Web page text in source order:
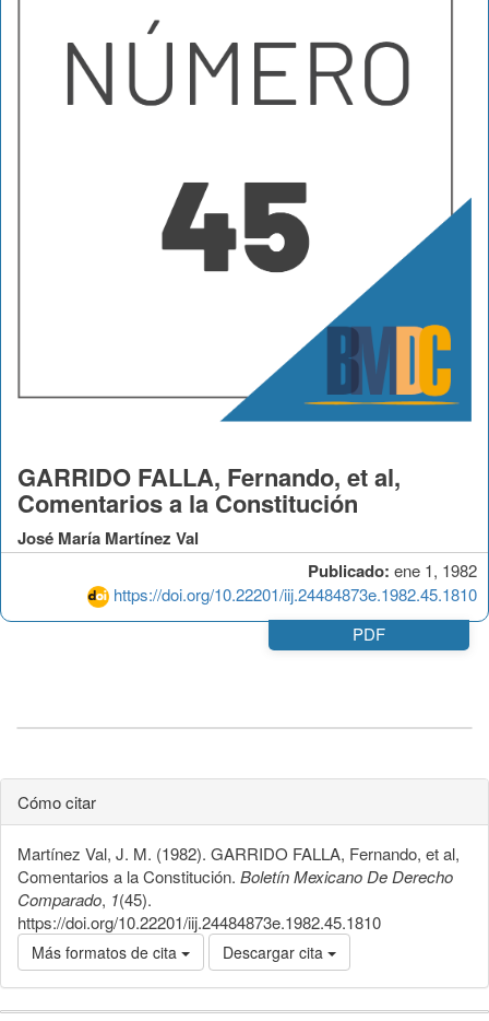
Publicado: ene 1, 1982
https://doi.org/10.22201/iij.24484873e.1982.45.1810
GARRIDO FALLA, Fernando, et al,
Comentarios a la Constitución
José María Martínez Val
PDF
Cómo citar
Martínez Val, J. M. (1982). GARRIDO FALLA, Fernando, et al,
Comentarios a la Constitución. Boletín Mexicano De Derecho
Comparado, 1(45).
https://doi.org/10.22201/iij.24484873e.1982.45.1810
Más formatos de cita Descargar cita